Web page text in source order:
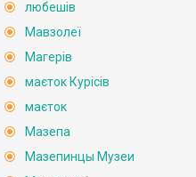
любешів
Мавзолеї
Магерів
маєток Курісів
маєток
Мазепа
Мазепинцы Музеи